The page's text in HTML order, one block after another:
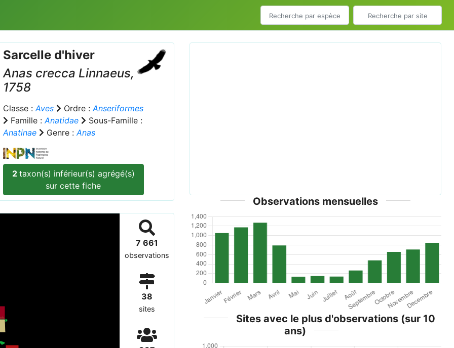
Sarcelle d'hiver
Anas crecca Linnaeus,
1758
Classe :Aves Ordre :Anseriformes
Famille :Anatidae
Sous-Famille :
Anatinae
Genre :Anas
2 taxon(s) inférieur(s) agrégé(s)
sur cette fiche
7 661
observations
38
sites
Observations mensuelles
Sites avec le plus d'observations (sur 10
ans)